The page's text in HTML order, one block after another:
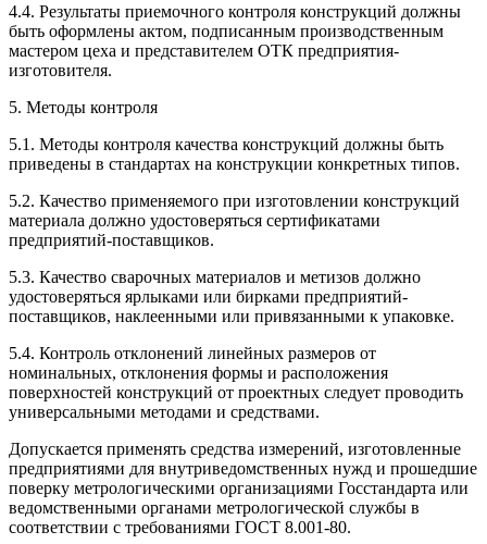
4.4. Результаты приемочного контроля конструкций должны
быть оформлены актом, подписанным производственным
мастером цеха и представителем ОТК предприятия-
изготовителя.
5. Методы контроля
5.1. Методы контроля качества конструкций должны быть
приведены в стандартах на конструкции конкретных типов.
5.2. Качество применяемого при изготовлении конструкций
материала должно удостоверяться сертификатами
предприятий-поставщиков.
5.3. Качество сварочных материалов и метизов должно
удостоверяться ярлыками или бирками предприятий-
поставщиков, наклеенными или привязанными к упаковке.
5.4. Контроль отклонений линейных размеров от
номинальных, отклонения формы и расположения
поверхностей конструкций от проектных следует проводить
универсальными методами и средствами.
Допускается применять средства измерений, изготовленные
предприятиями для внутриведомственных нужд и прошедшие
поверку метрологическими организациями Госстандарта или
ведомственными органами метрологической службы в
соответствии с требованиями ГОСТ 8.001-80.